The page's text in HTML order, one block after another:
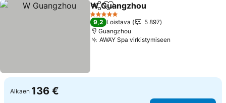
Jaa Lisää suosikkeihin
W Guangzhou
5 Tähtiluokitus
9,2 Loistava
5 897
Guangzhou
AWAY Spa virkistymiseen
Alkaen 136 €